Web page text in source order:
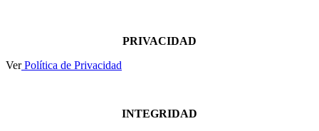
PRIVACIDAD
Ver Política de Privacidad
INTEGRIDAD